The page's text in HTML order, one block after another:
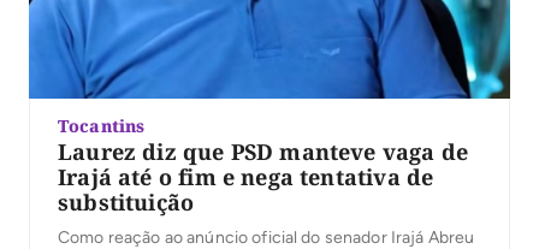
Tocantins
Laurez diz que PSD manteve vaga de
Irajá até o fim e nega tentativa de
substituição
Como reação ao anúncio oficial do senador Irajá Abreu